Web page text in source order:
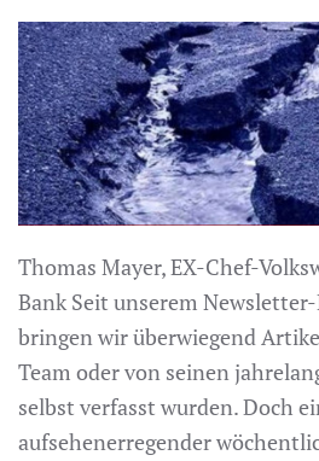
Thomas Mayer, EX-Chef-
Bank Seit unserem
bringen wir überwiegend
Team oder von seinen
selbst verfasst wurden. Doch
aufsehenerregender